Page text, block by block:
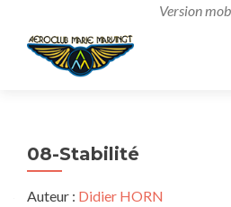
08-Stabilité
Auteur : Didier HORN